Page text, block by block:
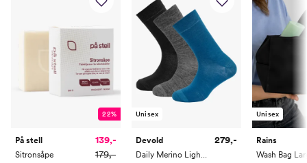
22%
På stell
Sitronsåpe
139,-
179,-
Unisex
Devold
Daily Merino Light Sock 3 Pack
279,-
Unisex
Rains
Wash Bag